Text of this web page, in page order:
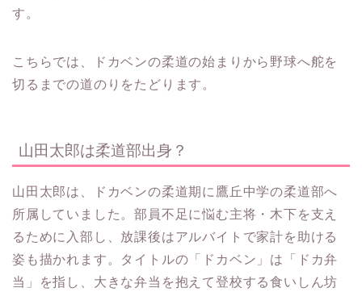
す。
こちらでは、ドカベンの柔道の始まりから野球へ舵を
切るまでの道のりをたどります。
山田太郎は柔道部出身？
山田太郎は、ドカベンの柔道期に鷹丘中学の柔道部へ
所属していました。部員不足に悩む主将・木下を支え
るために入部し、放課後はアルバイトで家計を助ける
姿も描かれます。タイトルの「ドカベン」は「ドカ弁
当」を指し、大きな弁当を抱えて登校する食いしん坊